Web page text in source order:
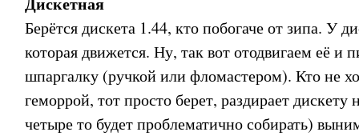
Берётся дискета 1.44, кто побогаче от зипа. У
которая движется. Ну, так вот отодвигаем её и
шпаргалку (ручкой или фломастером). Кто не
геморрой, тот просто берет, раздирает дискету
четыре то будет проблематично собирать)